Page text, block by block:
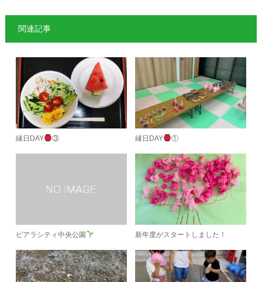
関連記事
縁日DAY ③ 縁日DAY ①
ピアラシティ中央公園 新年度がスタートしました！